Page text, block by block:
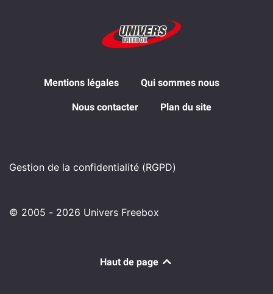
Mentions légales Qui sommes nous
Nous contacter Plan du site
Gestion de la confidentialité (RGPD)
© 2005 - 2026 Univers Freebox
Haut de page